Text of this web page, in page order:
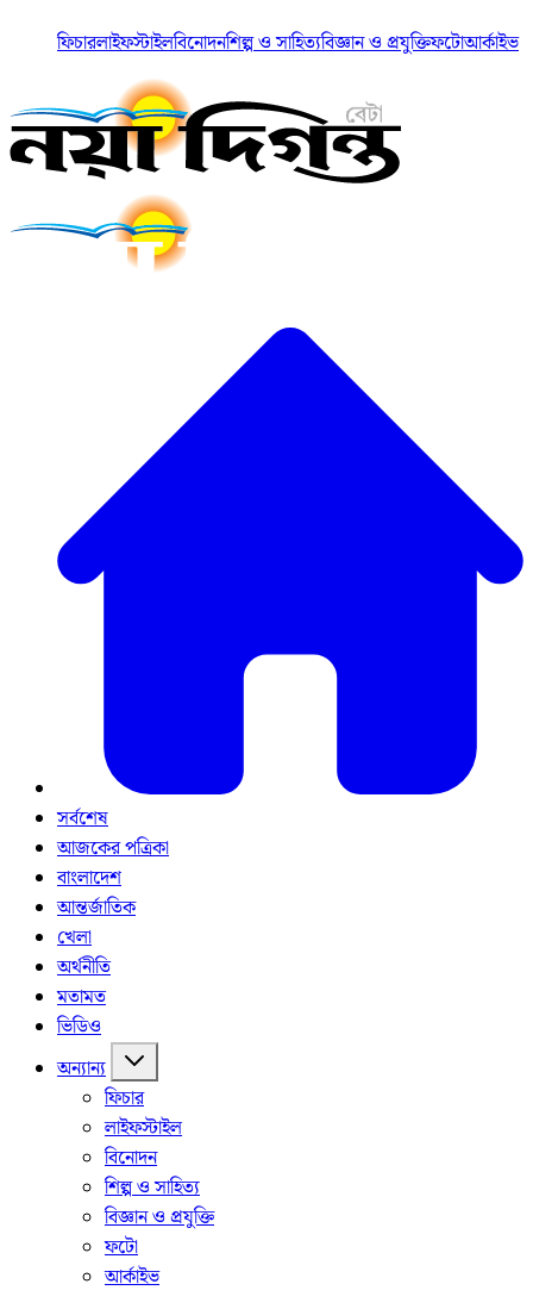
ফিচারলাইফস্টাইলবিনোদনশিল্প ও সাহিত্যবিজ্ঞান ও প্রযুক্তিফটোআর্কাইভ
সর্বশেষ
আজকের পত্রিকা
বাংলাদেশ
আন্তর্জাতিক
খেলা
অর্থনীতি
মতামত
ভিডিও
অন্যান্য
ফিচার
লাইফস্টাইল
বিনোদন
শিল্প ও সাহিত্য
বিজ্ঞান ও প্রযুক্তি
ফটো
আর্কাইভ